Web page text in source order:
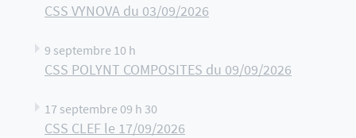
CSS VYNOVA du 03/09/2026
9 septembre 10 h
CSS POLYNT COMPOSITES du 09/09/2026
17 septembre 09 h 30
CSS CLEF le 17/09/2026